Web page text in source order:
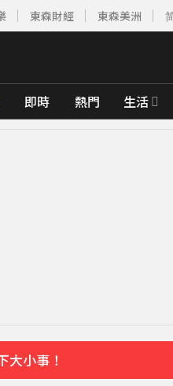
東森財經 東森美洲
即時 熱門 生活
大小事！